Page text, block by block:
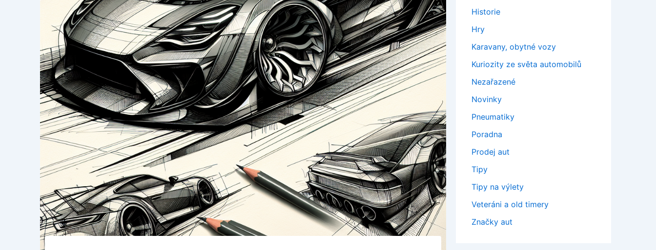
Historie
Hry
Karavany, obytné vozy
Kuriozity ze světa automobilů
Nezařazené
Novinky
Pneumatiky
Poradna
Prodej aut
Tipy
Tipy na výlety
Veteráni a old timery
Značky aut